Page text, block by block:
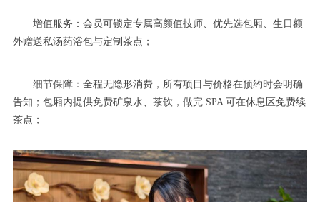
增值服务：会员可锁定专属高颜值技师、优先选包厢、生日额
外赠送私汤药浴包与定制茶点；
细节保障：全程无隐形消费，所有项目与价格在预约时会明确
告知；包厢内提供免费矿泉水、茶饮，做完 SPA 可在休息区免费续
茶点；